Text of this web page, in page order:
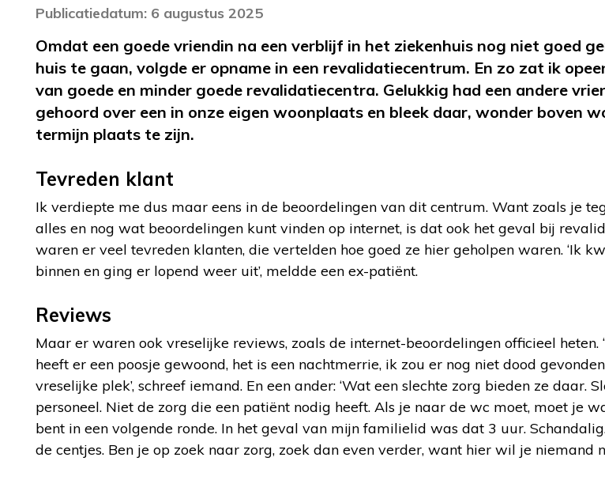
Publicatiedatum: 6 augustus 2025
Omdat een goede vriendin na een verblijf in het ziekenhuis nog niet goed
huis te gaan, volgde er opname in een revalidatiecentrum. En zo zat ik
van goede en minder goede revalidatiecentra. Gelukkig had een andere
gehoord over een in onze eigen woonplaats en bleek daar, wonder boven
termijn plaats te zijn.
Tevreden klant
Ik verdiepte me dus maar eens in de beoordelingen van dit centrum. Want zoals je
alles en nog wat beoordelingen kunt vinden op internet, is dat ook het geval bij
waren er veel tevreden klanten, die vertelden hoe goed ze hier geholpen waren. ‘Ik
binnen en ging er lopend weer uit’, meldde een ex-patiënt.
Reviews
Maar er waren ook vreselijke reviews, zoals de internet-beoordelingen officieel heten.
heeft er een poosje gewoond, het is een nachtmerrie, ik zou er nog niet dood
vreselijke plek’, schreef iemand. En een ander: ‘Wat een slechte zorg bieden ze daar.
personeel. Niet de zorg die een patiënt nodig heeft. Als je naar de wc moet, moet je
bent in een volgende ronde. In het geval van mijn familielid was dat 3 uur.
de centjes. Ben je op zoek naar zorg, zoek dan even verder, want hier wil je niemand